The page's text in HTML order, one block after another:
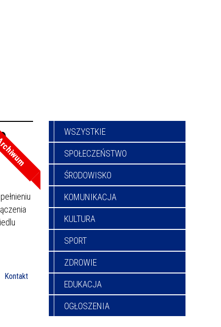
Kontakt
WSZYSTKIE
SPOŁECZEŃSTWO
ŚRODOWISKO
KOMUNIKACJA
KULTURA
SPORT
ZDROWIE
EDUKACJA
OGŁOSZENIA